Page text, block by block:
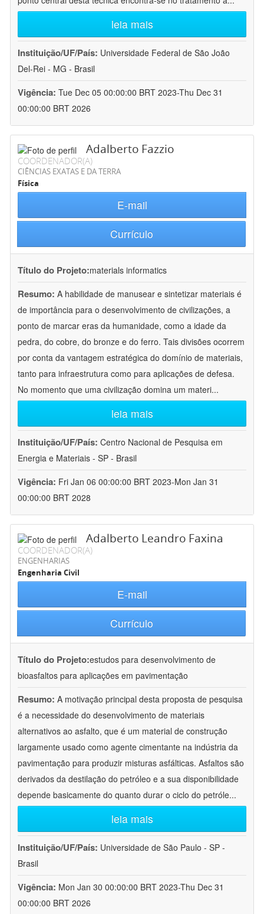
leia mais
Instituição/UF/País: Universidade Federal de São João
Del-Rei - MG - Brasil
Vigência: Tue Dec 05 00:00:00 BRT 2023-Thu Dec 31
00:00:00 BRT 2026
Adalberto Fazzio
COORDENADOR(A)
CIÊNCIAS EXATAS E DA TERRA
Física
E-mail
Currículo
Título do Projeto:materials informatics
Resumo: A habilidade de manusear e sintetizar materiais é
de importância para o desenvolvimento de civilizações, a
ponto de marcar eras da humanidade, como a idade da
pedra, do cobre, do bronze e do ferro. Tais divisões ocorrem
por conta da vantagem estratégica do domínio de materiais,
tanto para infraestrutura como para aplicações de defesa.
No momento que uma civilização domina um materi...
leia mais
Instituição/UF/País: Centro Nacional de Pesquisa em
Energia e Materiais - SP - Brasil
Vigência: Fri Jan 06 00:00:00 BRT 2023-Mon Jan 31
00:00:00 BRT 2028
Adalberto Leandro Faxina
COORDENADOR(A)
ENGENHARIAS
Engenharia Civil
E-mail
Currículo
Título do Projeto:estudos para desenvolvimento de
bioasfaltos para aplicações em pavimentação
Resumo: A motivação principal desta proposta de pesquisa
é a necessidade do desenvolvimento de materiais
alternativos ao asfalto, que é um material de construção
largamente usado como agente cimentante na indústria da
pavimentação para produzir misturas asfálticas. Asfaltos são
derivados da destilação do petróleo e a sua disponibilidade
depende basicamente do quanto durar o ciclo do petróle...
leia mais
Instituição/UF/País: Universidade de São Paulo - SP -
Brasil
Vigência: Mon Jan 30 00:00:00 BRT 2023-Thu Dec 31
00:00:00 BRT 2026